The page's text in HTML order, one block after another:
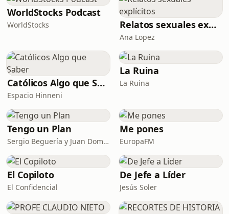
WorldStocks Podcast
WorldStocks Relatos sexuales explícitos
Ana Lopez
Católicos Algo que Saber
Espacio Hinneni
La Ruina
La Ruina
Tengo un Plan
Sergio Beguería y Juan Domínguez
Me pones
EuropaFM
El Copiloto
El Confidencial
De Jefe a Líder
Jesús Soler